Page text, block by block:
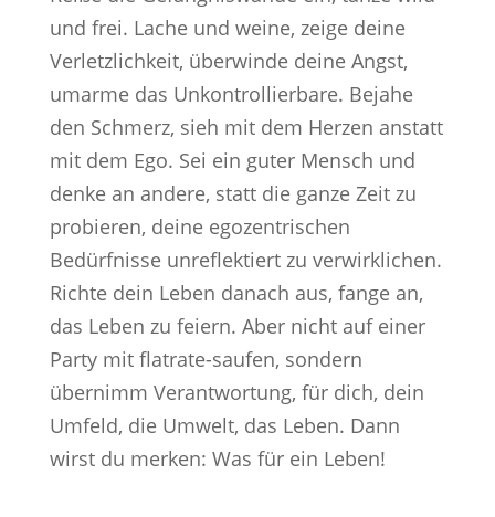
und frei. Lache und weine, zeige deine
Verletzlichkeit, überwinde deine Angst,
umarme das Unkontrollierbare. Bejahe
den Schmerz, sieh mit dem Herzen anstatt
mit dem Ego. Sei ein guter Mensch und
denke an andere, statt die ganze Zeit zu
probieren, deine egozentrischen
Bedürfnisse unreflektiert zu verwirklichen.
Richte dein Leben danach aus, fange an,
das Leben zu feiern. Aber nicht auf einer
Party mit flatrate-saufen, sondern
übernimm Verantwortung, für dich, dein
Umfeld, die Umwelt, das Leben. Dann
wirst du merken: Was für ein Leben!